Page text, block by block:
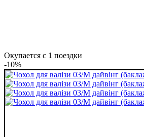
Окупается с 1 поездки
-10%